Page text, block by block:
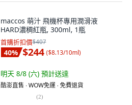
maccos 萌汁 飛機杯專用潤滑液
HARD濃稠紅瓶, 300ml, 1瓶
首購折扣價$407
40% $244 ($8.13/10ml)
明天 8/8 (六) 預計送達
酷澎直售 ∙ WOW免運 ∙ 免費退貨
(2)